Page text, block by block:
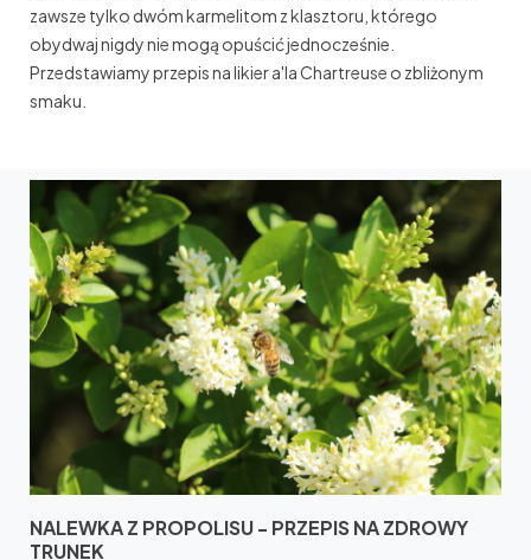
zawsze tylko dwóm karmelitom z klasztoru, którego
obydwaj nigdy nie mogą opuścić jednocześnie.
Przedstawiamy przepis na likier a'la Chartreuse o zbliżonym
smaku.
NALEWKA Z PROPOLISU - PRZEPIS NA ZDROWY
TRUNEK